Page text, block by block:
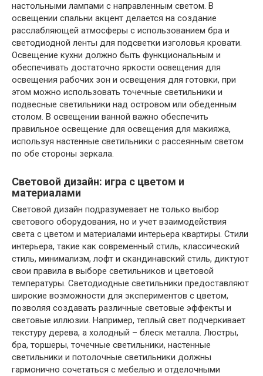
настольными лампами с направленным светом. В
освещении спальни акцент делается на создание
расслабляющей атмосферы с использованием бра и
светодиодной ленты для подсветки изголовья кровати.
Освещение кухни должно быть функциональным и
обеспечивать достаточно яркости освещения для
освещения рабочих зон и освещения для готовки, при
этом можно использовать точечные светильники и
подвесные светильники над островом или обеденным
столом. В освещении ванной важно обеспечить
правильное освещение для освещения для макияжа,
используя настенные светильники с рассеянным светом
по обе стороны зеркала.
Световой дизайн: игра с цветом и
материалами
Световой дизайн подразумевает не только выбор
светового оборудования, но и учет взаимодействия
света с цветом и материалами интерьера квартиры. Стили
интерьера, такие как современный стиль, классический
стиль, минимализм, лофт и скандинавский стиль, диктуют
свои правила в выборе светильников и цветовой
температуры. Светодиодные светильники предоставляют
широкие возможности для экспериментов с цветом,
позволяя создавать различные световые эффекты и
световые иллюзии. Например, теплый свет подчеркивает
текстуру дерева, а холодный – блеск металла. Люстры,
бра, торшеры, точечные светильники, настенные
светильники и потолочные светильники должны
гармонично сочетаться с мебелью и отделочными